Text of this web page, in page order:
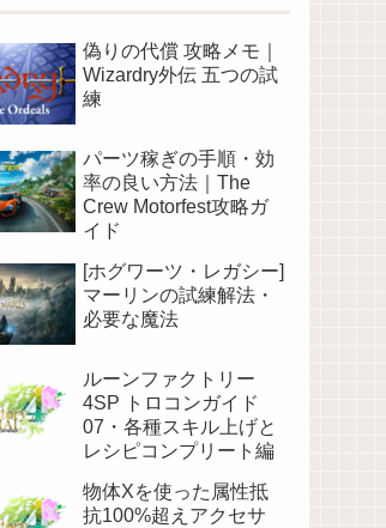
偽りの代償 攻略メモ｜
Wizardry外伝 五つの試
練
パーツ稼ぎの手順・効
率の良い方法｜The
Crew Motorfest攻略ガ
イド
[ホグワーツ・レガシー]
マーリンの試練解法・
必要な魔法
ルーンファクトリー
4SP トロコンガイド
07・各種スキル上げと
レシピコンプリート編
物体Xを使った属性抵
抗100%超えアクセサ